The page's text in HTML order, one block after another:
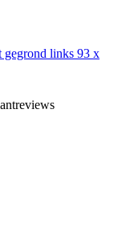
links 93 x